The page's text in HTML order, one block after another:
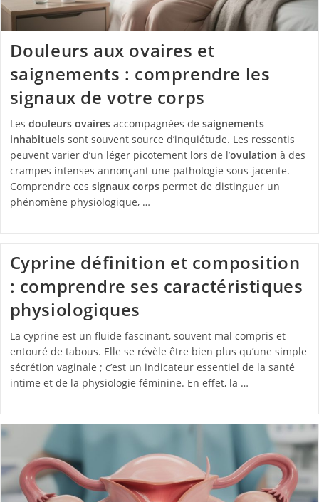
Douleurs aux ovaires et
saignements : comprendre les
signaux de votre corps
Les douleurs ovairesaccompagnées de saignements
inhabituelssont souvent source d’inquiétude. Les ressentis
peuvent varier d’un léger picotement lors de l’ovulation à des
crampes intenses annonçant une pathologie sous-jacente.
Comprendre ces signaux corpspermet de distinguer un
phénomène physiologique, …
Cyprine définition et composition
: comprendre ses caractéristiques
physiologiques
La cyprine est un fluide fascinant, souvent mal compris et
entouré de tabous. Elle se révèle être bien plus qu’une simple
sécrétion vaginale ; c’est un indicateur essentiel de la santé
intime et de la physiologie féminine. En effet, la …